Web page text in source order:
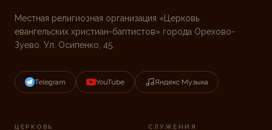
Местная религиозная организация «Церковь
евангельских христиан-баптистов» города Орехово-
Зуево. Ул. Осипенко, 45.
Telegram YouTube Яндекс Музыка
ЦЕРКОВЬ СЛУЖЕНИЯ